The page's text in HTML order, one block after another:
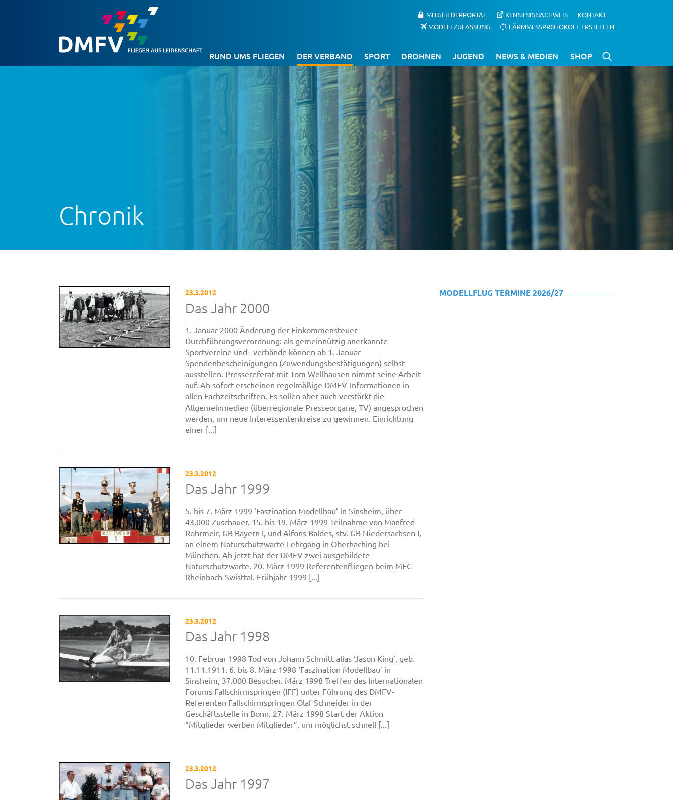
MITGLIEDERPORTAL KENNTNISNACHWEIS
KONTAKT
MODELLZULASSUNG
LÄRMMESSPROTOKOLL ERSTELLEN
RUND UMS FLIEGEN DER VERBAND SPORT DROHNEN JUGEND NEWS & MEDIEN SHOP
Chronik
23.3.2012
Das Jahr 2000
1. Januar 2000 Änderung der Einkommensteuer-
Durchführungsverordnung: als gemeinnützig anerkannte
Sportvereine und –verbände können ab 1. Januar
Spendenbescheinigungen (Zuwendungsbestätigungen) selbst
ausstellen. Pressereferat mit Tom Wellhausen nimmt seine Arbeit
auf. Ab sofort erscheinen regelmäßige DMFV-Informationen in
allen Fachzeitschriften. Es sollen aber auch verstärkt die
Allgemeinmedien (überregionale Presseorgane, TV) angesprochen
werden, um neue Interessentenkreise zu gewinnen. Einrichtung
einer [...]
23.3.2012
Das Jahr 1999
5. bis 7. März 1999 ‘Faszination Modellbau’ in Sinsheim, über
43.000 Zuschauer. 15. bis 19. März 1999 Teilnahme von Manfred
Rohrmeir, GB Bayern I, und Alfons Baldes, stv. GB Niedersachsen I,
an einem Naturschutzwarte-Lehrgang in Oberhaching bei
München. Ab jetzt hat der DMFV zwei ausgebildete
Naturschutzwarte. 20. März 1999 Referentenfliegen beim MFC
Rheinbach-Swisttal. Frühjahr 1999 [...]
23.3.2012
Das Jahr 1998
10. Februar 1998 Tod von Johann Schmitt alias ‘Jason King’, geb.
11.11.1911. 6. bis 8. März 1998 ‘Faszination Modellbau’ in
Sinsheim, 37.000 Besucher. März 1998 Treffen des Internationalen
Forums Fallschirmspringen (IFF) unter Führung des DMFV-
Referenten Fallschirmspringen Olaf Schneider in der
Geschäftsstelle in Bonn. 27. März 1998 Start der Aktion
“Mitglieder werben Mitglieder”, um möglichst schnell [...]
23.3.2012
Das Jahr 1997
MODELLFLUG TERMINE 2026/27